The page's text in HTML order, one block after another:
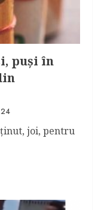
puși în
joi, pentru